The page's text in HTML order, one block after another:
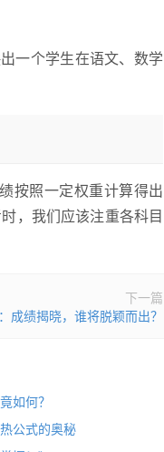
一个学生在语文、数学
按照一定权重计算得出
，我们应该注重各科目
下一篇
成绩揭晓，谁将脱颖而出？
如何？
公式的奥秘